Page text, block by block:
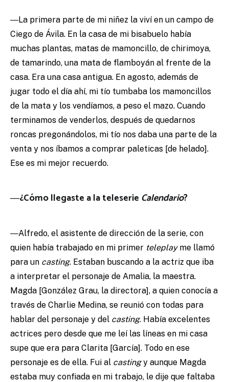
―La primera parte de mi niñez la viví en un campo de
Ciego de Ávila. En la casa de mi bisabuelo había
muchas plantas, matas de mamoncillo, de chirimoya,
de tamarindo, una mata de flamboyán al frente de la
casa. Era una casa antigua. En agosto, además de
jugar todo el día ahí, mi tío tumbaba los mamoncillos
de la mata y los vendíamos, a peso el mazo. Cuando
terminamos de venderlos, después de quedarnos
roncas pregonándolos, mi tío nos daba una parte de la
venta y nos íbamos a comprar paleticas [de helado].
Ese es mi mejor recuerdo.
―¿Cómo llegaste a la teleserie Calendario?
―Alfredo, el asistente de dirección de la serie, con
quien había trabajado en mi primer teleplayme llamó
para un casting. Estaban buscando a la actriz que iba
a interpretar el personaje de Amalia, la maestra.
Magda [González Grau, la directora], a quien conocía a
través de Charlie Medina, se reunió con todas para
hablar del personaje y del casting. Había excelentes
actrices pero desde que me leí las líneas en mi casa
supe que era para Clarita [García]. Todo en ese
personaje es de ella. Fui al castingy aunque Magda
estaba muy confiada en mi trabajo, le dije que faltaba